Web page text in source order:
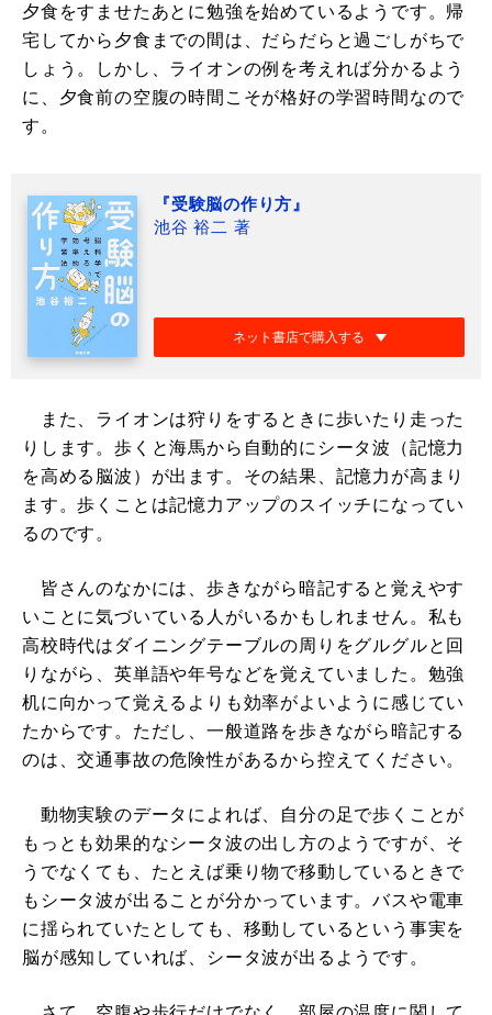
夕食をすませたあとに勉強を始めているようです。帰
宅してから夕食までの間は、だらだらと過ごしがちで
しょう。しかし、ライオンの例を考えれば分かるよう
に、夕食前の空腹の時間こそが格好の学習時間なので
す。
『受験脳の作り方』
池谷 裕二 著
ネット書店で購入する
また、ライオンは狩りをするときに歩いたり走った
りします。歩くと海馬から自動的にシータ波（記憶力
を高める脳波）が出ます。その結果、記憶力が高まり
ます。歩くことは記憶力アップのスイッチになってい
るのです。
皆さんのなかには、歩きながら暗記すると覚えやす
いことに気づいている人がいるかもしれません。私も
高校時代はダイニングテーブルの周りをグルグルと回
りながら、英単語や年号などを覚えていました。勉強
机に向かって覚えるよりも効率がよいように感じてい
たからです。ただし、一般道路を歩きながら暗記する
のは、交通事故の危険性があるから控えてください。
動物実験のデータによれば、自分の足で歩くことが
もっとも効果的なシータ波の出し方のようですが、そ
うでなくても、たとえば乗り物で移動しているときで
もシータ波が出ることが分かっています。バスや電車
に揺られていたとしても、移動しているという事実を
脳が感知していれば、シータ波が出るようです。